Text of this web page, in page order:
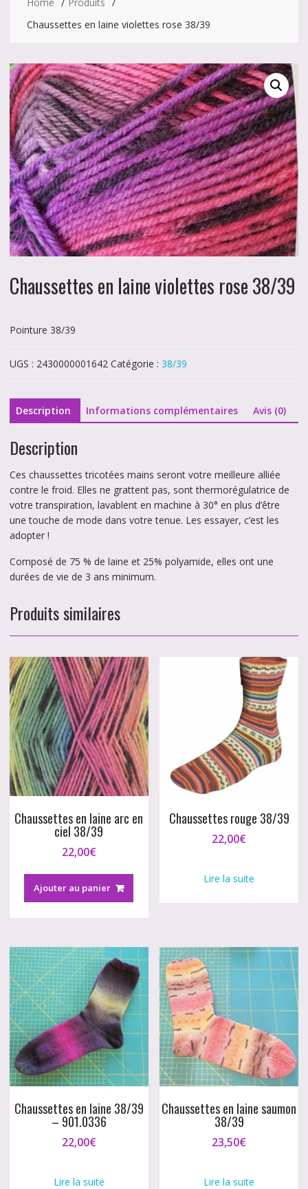
Chaussettes en laine violettes rose 38/39
Chaussettes en laine violettes rose 38/39
Pointure 38/39
UGS : 2430000001642 Catégorie : 38/39
Description Informations complémentaires Avis (0)
Description
Ces chaussettes tricotées mains seront votre meilleure alliée
contre le froid. Elles ne grattent pas, sont thermorégulatrice de
votre transpiration, lavablent en machine à 30° en plus d’être
une touche de mode dans votre tenue. Les essayer, c’est les
adopter !
Composé de 75 % de laine et 25% polyamide, elles ont une
durées de vie de 3 ans minimum.
Produits similaires
Chaussettes en laine arc en
ciel 38/39
22,00€
Ajouter au panier
Chaussettes rouge 38/39
22,00€
Lire la suite
Chaussettes en laine 38/39
– 901.0336
22,00€
Lire la suite
Chaussettes en laine saumon
38/39
23,50€
Lire la suite